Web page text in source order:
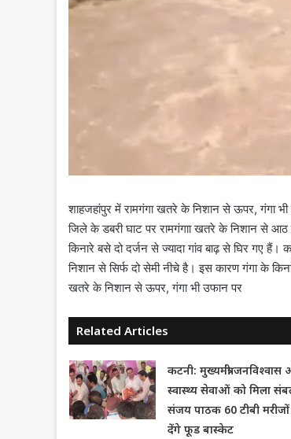
शाहजहांपुर में रामगंगा खतरे के निशान से ऊपर, गंगा भी
जिले के डबरी घाट पर रामगंगाा खतरे के निशान से
किनारे बसे दो दर्जन से ज्यादा गांव बाढ़ से घिर गए
निशान से सिर्फ दो सेमी नीचे है। इस कारण गंगा के
खतरे के निशान से ऊपर, गंगा भी उफान पर
Related Articles
कटनी: मुख्यमंत्री जनविश्वास
स्वास्थ्य सेवाओं को मिला
संजय पाठक 60 टीबी
देंगे फूड बास्केट